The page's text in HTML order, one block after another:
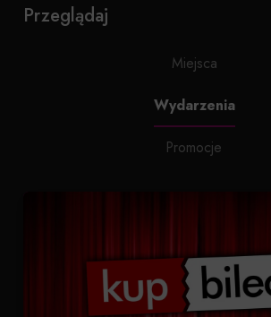
Przeglądaj
Miejsca
Wydarzenia
Promocje